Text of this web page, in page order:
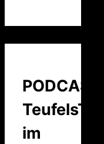
PODCAST:
TeufelsTalk
im